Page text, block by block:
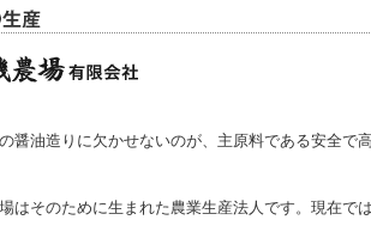
醤油造りに欠かせないのが、主原料である安全で
はそのために生まれた農業生産法人です。現在で